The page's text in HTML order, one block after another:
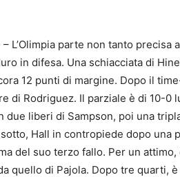
– L’Olimpia parte non tanto
in difesa. Una schiacciata di
12 punti di margine. Dopo il
di Rodriguez. Il parziale è di 10-
due liberi di Sampson, poi una
Hall in contropiede dopo una
del suo terzo fallo. Per un
quello di Pajola. Dopo tre quarti,